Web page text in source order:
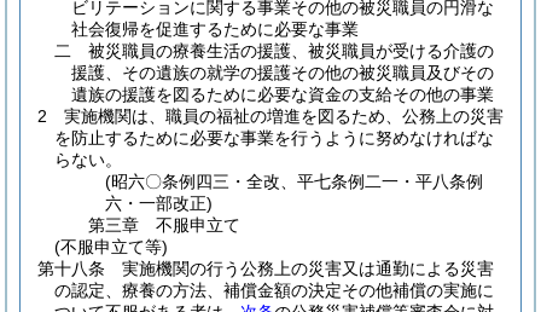
ビリテーションに関する事業その他の被災職員の円滑な
社会復帰を促進するために必要な事業
二
被災職員の療養生活の援護、被災職員が受ける介護の
援護、その遺族の就学の援護その他の被災職員及びその
遺族の援護を図るために必要な資金の支給その他の事業
2
実施機関は、職員の福祉の増進を図るため、公務上の災害
を防止するために必要な事業を行うように努めなければな
らない。
(昭六〇条例四三・全改、平七条例二一・平八条例
六・一部改正)
第三章
不服申立て
(不服申立て等)
第十八条
実施機関の行う公務上の災害又は通勤による災害
の認定、療養の方法、補償金額の決定その他補償の実施に